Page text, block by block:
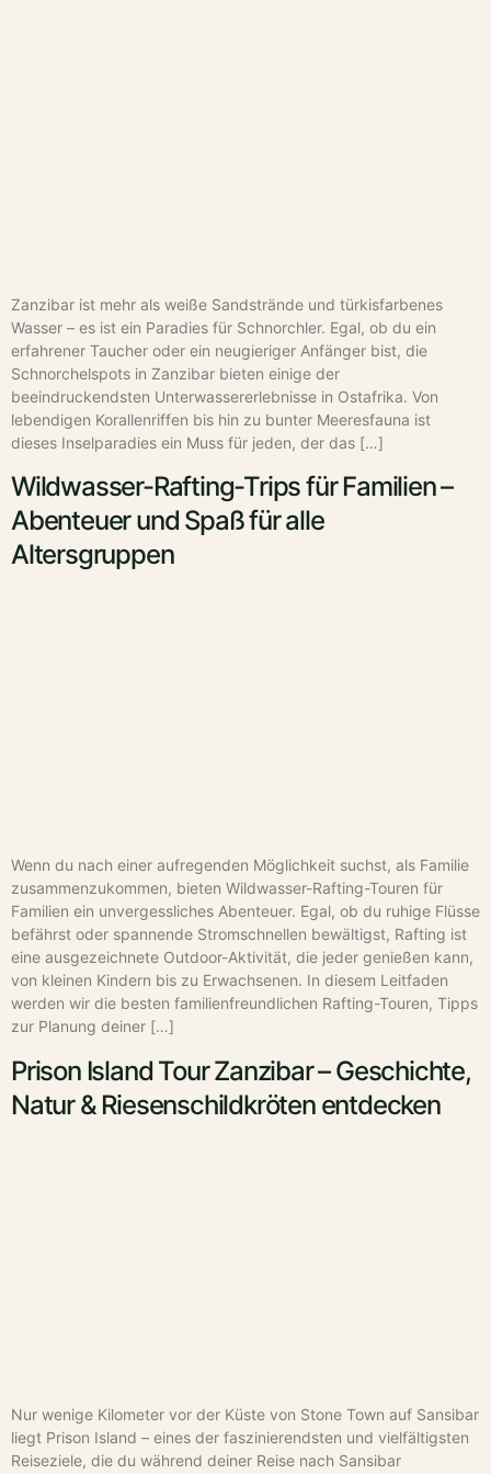
Zanzibar ist mehr als weiße Sandstrände und türkisfarbenes
Wasser – es ist ein Paradies für Schnorchler. Egal, ob du ein
erfahrener Taucher oder ein neugieriger Anfänger bist, die
Schnorchelspots in Zanzibar bieten einige der
beeindruckendsten Unterwassererlebnisse in Ostafrika. Von
lebendigen Korallenriffen bis hin zu bunter Meeresfauna ist
dieses Inselparadies ein Muss für jeden, der das […]
Wildwasser-Rafting-Trips für Familien –
Abenteuer und Spaß für alle
Altersgruppen
Wenn du nach einer aufregenden Möglichkeit suchst, als Familie
zusammenzukommen, bieten Wildwasser-Rafting-Touren für
Familien ein unvergessliches Abenteuer. Egal, ob du ruhige Flüsse
befährst oder spannende Stromschnellen bewältigst, Rafting ist
eine ausgezeichnete Outdoor-Aktivität, die jeder genießen kann,
von kleinen Kindern bis zu Erwachsenen. In diesem Leitfaden
werden wir die besten familienfreundlichen Rafting-Touren, Tipps
zur Planung deiner […]
Prison Island Tour Zanzibar – Geschichte,
Natur & Riesenschildkröten entdecken
Nur wenige Kilometer vor der Küste von Stone Town auf Sansibar
liegt Prison Island – eines der faszinierendsten und vielfältigsten
Reiseziele, die du während deiner Reise nach Sansibar